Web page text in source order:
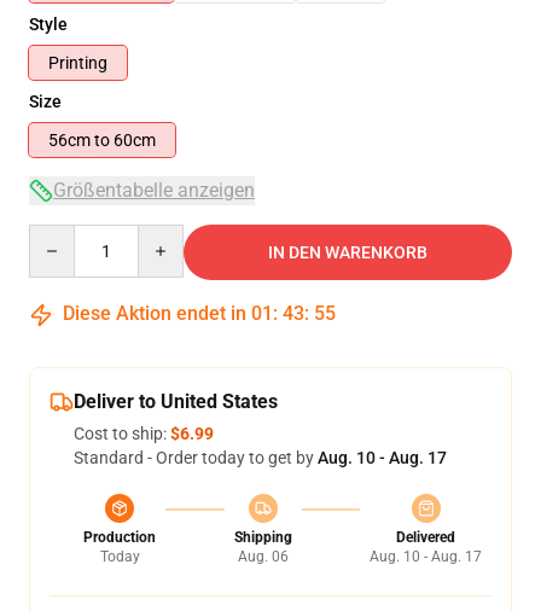
Style
Printing
Size
56cm to 60cm
Größentabelle anzeigen
IN DEN WARENKORB
Diese Aktion endet in 01 : 43: 54
Deliver to United States
Cost to ship:$6.99
Standard - Order today to get byAug. 10 - Aug. 17
Production
Today
Shipping
Aug. 06
Delivered
Aug. 10 - Aug. 17